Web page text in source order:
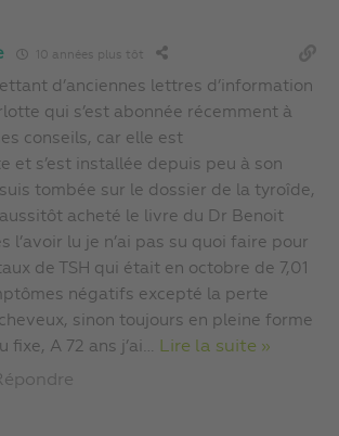
10 années plus tôt
d’anciennes lettres d’information
qui s’est abonnée récemment à
conseils, car elle est
et s’est installée depuis peu à son
tombée sur le dossier de la tyroîde,
aussitôt acheté le livre du Dr Benoit
l’avoir lu je n’ai pas su quoi faire pour
de TSH qui était en octobre de 7,01
négatifs excepté la perte
sinon toujours en pleine forme
fixe, A 72 ans j’ai … Lire la suite »